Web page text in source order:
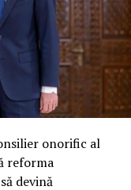
onorific al
reforma
devină